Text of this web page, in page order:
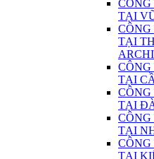
TẠI
TẠI
TẠI
TẠI
TẠI
TẠI